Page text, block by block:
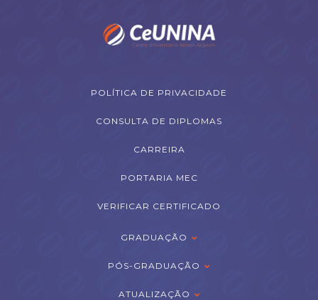
POLÍTICA DE PRIVACIDADE
CONSULTA DE DIPLOMAS
CARREIRA
PORTARIA MEC
VERIFICAR CERTIFICADO
GRADUAÇÃO
PÓS-GRADUAÇÃO
ATUALIZAÇÃO